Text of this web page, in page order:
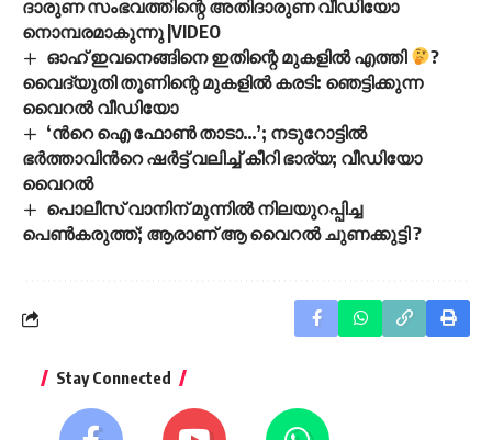
ദാരുണ സംഭവത്തിന്റെ അതിദാരുണ വീഡിയോ
നൊമ്പരമാകുന്നു |VIDEO
ഓഹ് ഇവനെങ്ങിനെ ഇതിന്റെ മുകളിൽ എത്തി
?
വൈദ്യുതി തൂണിന്റെ മുകളിൽ കരടി: ഞെട്ടിക്കുന്ന
വൈറൽ വീഡിയോ
‘ന്‍റെ ഐ ഫോൺ താടാ…’; നടുറോട്ടിൽ
ഭർത്താവിന്‍റെ ഷർട്ട് വലിച്ച് കീറി ഭാര്യ; വീഡിയോ
വൈറൽ
പൊലീസ് വാനിന് മുന്നിൽ നിലയുറപ്പിച്ച
പെൺകരുത്ത്; ആരാണ് ആ വൈറൽ ചുണക്കുട്ടി ?
Stay Connected